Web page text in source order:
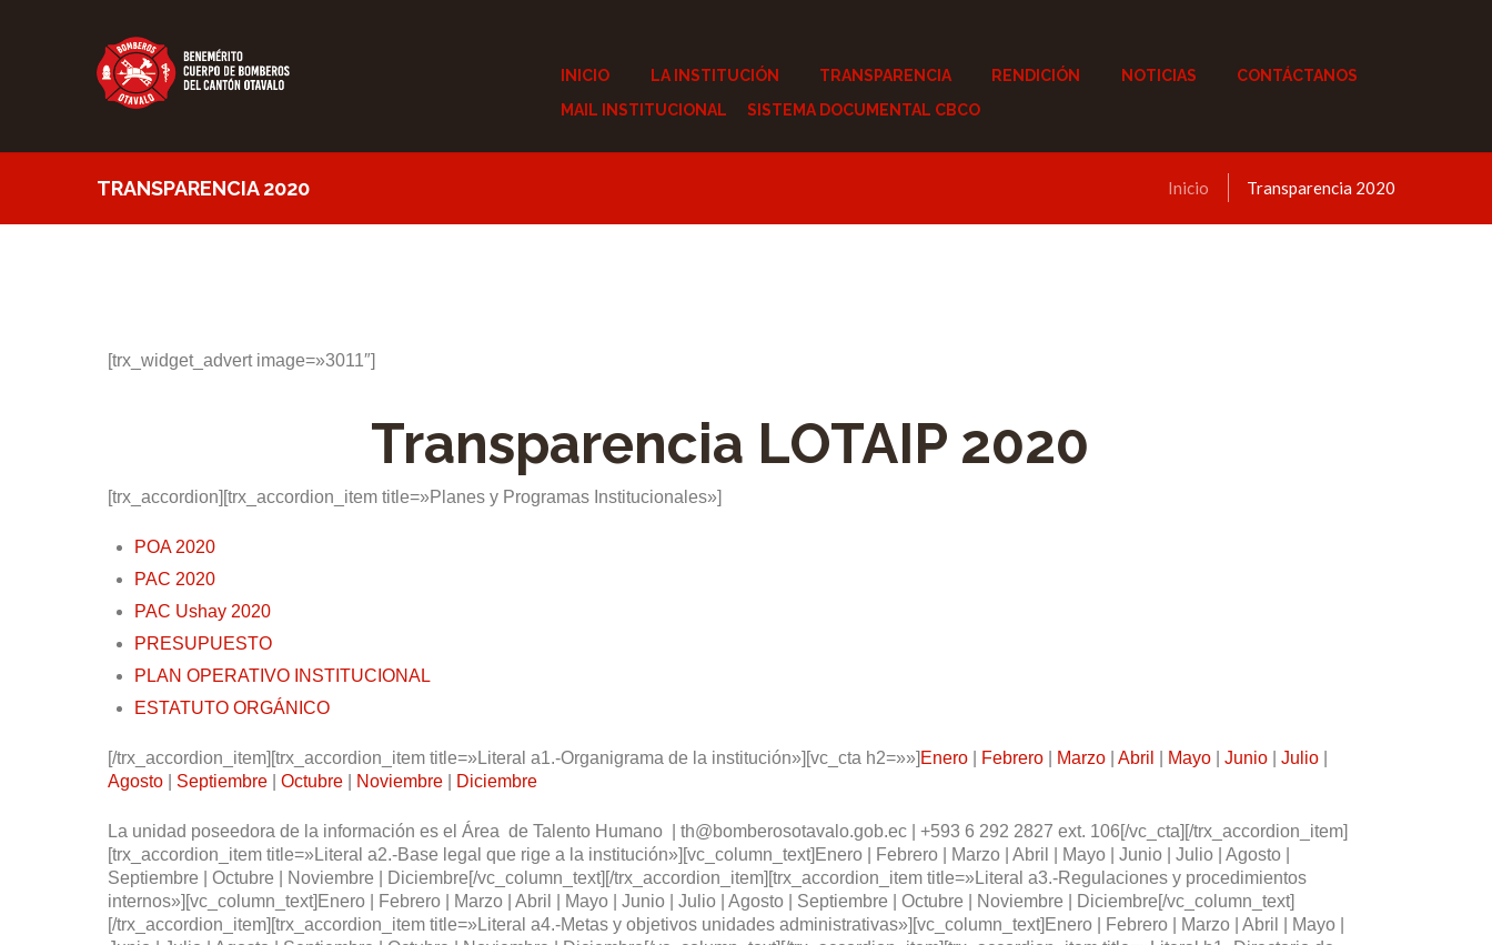
INICIO LA INSTITUCIÓN TRANSPARENCIA RENDICIÓN NOTICIAS
CONTÁCTANOS
MAIL INSTITUCIONAL
SISTEMA DOCUMENTAL CBCO
TRANSPARENCIA 2020 Inicio Transparencia 2020
[trx_widget_advert image=»3011″]
Transparencia LOTAIP 2020
[trx_accordion][trx_accordion_item title=»Planes y Programas Institucionales»]
POA 2020
PAC 2020
PAC Ushay 2020
PRESUPUESTO
PLAN OPERATIVO INSTITUCIONAL
ESTATUTO ORGÁNICO
[/trx_accordion_item][trx_accordion_item title=»Literal a1.-Organigrama de la institución»][vc_cta h2=»»] Enero Febrero Marzo Abril Mayo Junio Julio
Agosto
Septiembre Octubre Noviembre Diciembre
La unidad poseedora de la información es el Área de Talento Humano | th@bomberosotavalo.gob.ec | +593 6 292 2827 ext. 106[/vc_cta][/trx_accordion_item]
[trx_accordion_item title=»Literal a2.-Base legal que rige a la institución»][vc_column_text]Enero | Febrero | Marzo | Abril | Mayo | Junio | Julio | Agosto |
Septiembre | Octubre | Noviembre | Diciembre[/vc_column_text][/trx_accordion_item][trx_accordion_item title=»Literal a3.-Regulaciones y procedimientos
internos»][vc_column_text]Enero | Febrero | Marzo | Abril | Mayo | Junio | Julio | Agosto | Septiembre | Octubre | Noviembre | Diciembre[/vc_column_text]
[/trx_accordion_item][trx_accordion_item title=»Literal a4.-Metas y objetivos unidades administrativas»][vc_column_text]Enero | Febrero | Marzo | Abril | Mayo |